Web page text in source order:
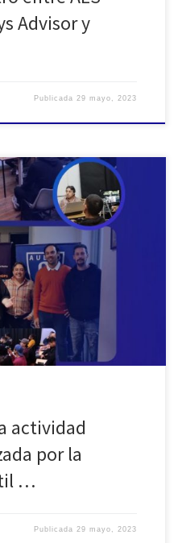
Advisor y
Publicada 29 mayo, 2023
AES Argentina
por la Sección
en Calle Mariano Acosta
de Buenos Aires. La
Electricos”, impartida por
actividad
por la
…
Publicada29 mayo, 2023